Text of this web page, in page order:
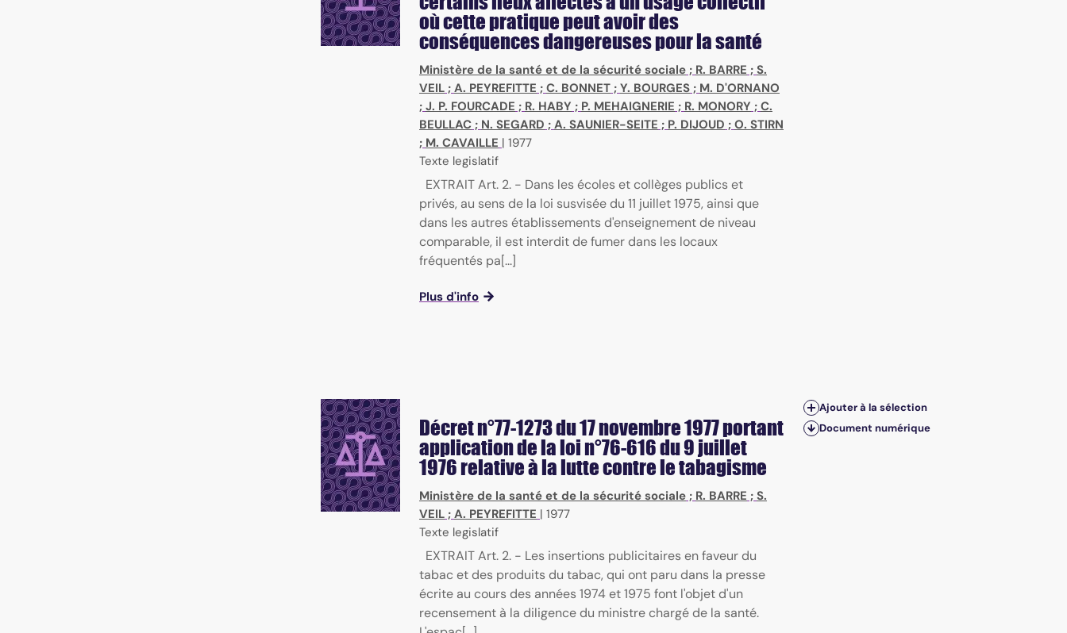
où cette pratique peut avoir des
conséquences dangereuses pour la santé
Ministère de la santé et de la sécurité sociale ; R. BARRE ; S.
VEIL ; A. PEYREFITTE ; C. BONNET ; Y. BOURGES ; M. D'ORNANO
; J. P. FOURCADE ; R. HABY ; P. MEHAIGNERIE ; R. MONORY ; C.
BEULLAC ; N. SEGARD ; A. SAUNIER-SEITE ; P. DIJOUD ; O. STIRN
; M. CAVAILLE | 1977
Texte legislatif
EXTRAIT Art. 2. - Dans les écoles et collèges publics et
privés, au sens de la loi susvisée du 11 juillet 1975, ainsi que
dans les autres établissements d'enseignement de niveau
comparable, il est interdit de fumer dans les locaux
fréquentés pa[...]
Plus d'info
Décret n°77-1273 du 17 novembre 1977 portant
application de la loi n°76-616 du 9 juillet
1976 relative à la lutte contre le tabagisme
Ministère de la santé et de la sécurité sociale ; R. BARRE ; S.
VEIL ; A. PEYREFITTE | 1977
Texte legislatif
EXTRAIT Art. 2. - Les insertions publicitaires en faveur du
tabac et des produits du tabac, qui ont paru dans la presse
écrite au cours des années 1974 et 1975 font l'objet d'un
recensement à la diligence du ministre chargé de la santé.
Ajouter à la sélection
Document numérique